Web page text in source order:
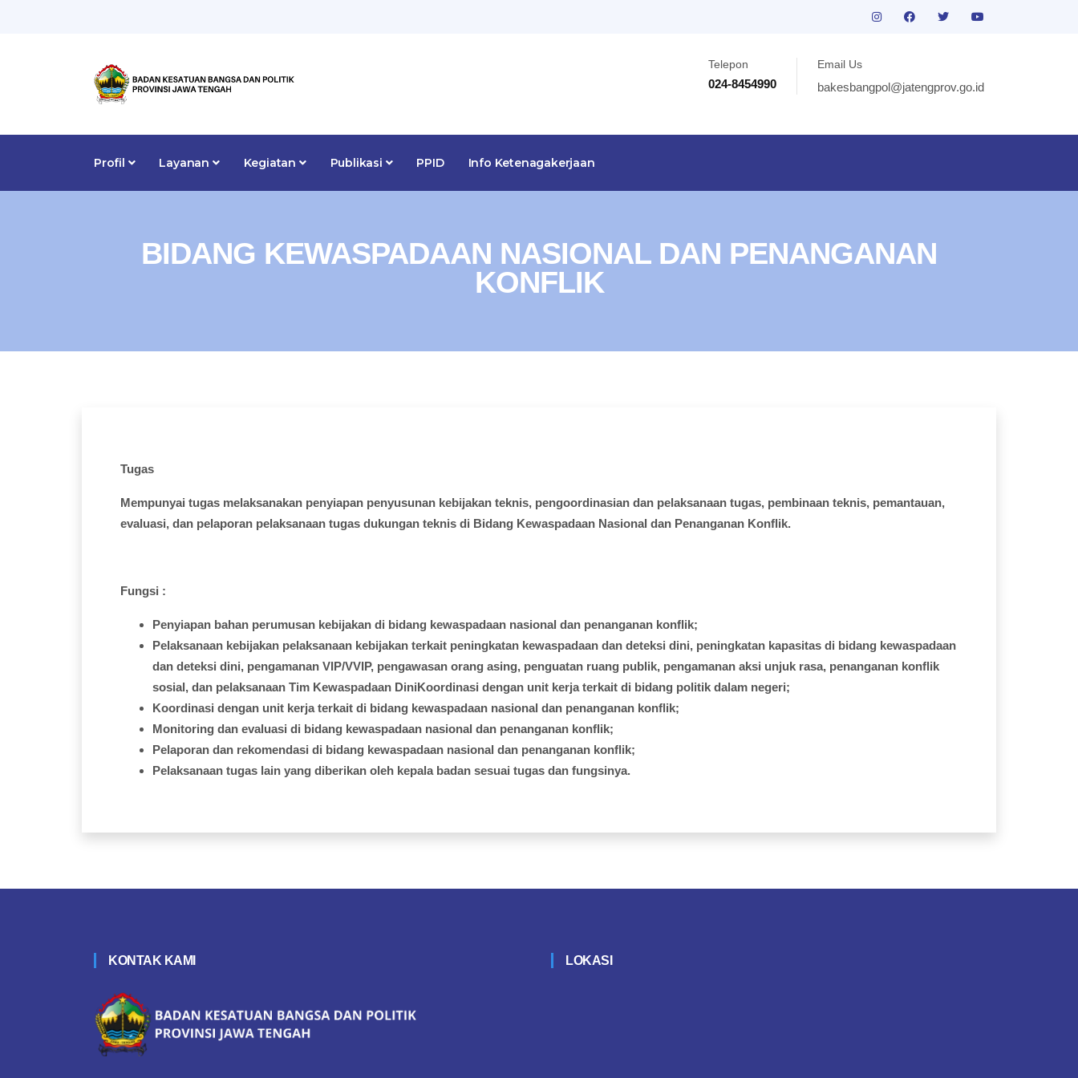
Telepon
024-8454990
Email Us
bakesbangpol@jatengprov.go.id
Profil Layanan Kegiatan Publikasi PPID Info Ketenagakerjaan
BIDANG KEWASPADAAN NASIONAL DAN PENANGANAN
KONFLIK
Tugas
Mempunyai tugas melaksanakan penyiapan penyusunan kebijakan teknis, pengoordinasian dan pelaksanaan tugas, pembinaan teknis, pemantauan,
evaluasi, dan pelaporan pelaksanaan tugas dukungan teknis di Bidang Kewaspadaan Nasional dan Penanganan Konflik.
Fungsi :
Penyiapan bahan perumusan kebijakan di bidang kewaspadaan nasional dan penanganan konflik;
Pelaksanaan kebijakan pelaksanaan kebijakan terkait peningkatan kewaspadaan dan deteksi dini, peningkatan kapasitas di bidang kewaspadaan
dan deteksi dini, pengamanan VIP/VVIP, pengawasan orang asing, penguatan ruang publik, pengamanan aksi unjuk rasa, penanganan konflik
sosial, dan pelaksanaan Tim Kewaspadaan DiniKoordinasi dengan unit kerja terkait di bidang politik dalam negeri;
Koordinasi dengan unit kerja terkait di bidang kewaspadaan nasional dan penanganan konflik;
Monitoring dan evaluasi di bidang kewaspadaan nasional dan penanganan konflik;
Pelaporan dan rekomendasi di bidang kewaspadaan nasional dan penanganan konflik;
Pelaksanaan tugas lain yang diberikan oleh kepalabadan sesuai tugas dan fungsinya.
KONTAK KAMI LOKASI